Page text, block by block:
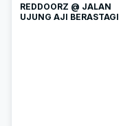
REDDOORZ @ JALAN
UJUNG AJI BERASTAGI